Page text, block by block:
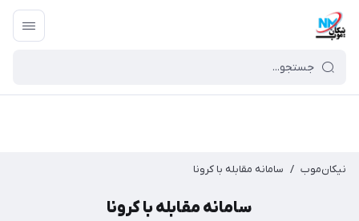
نیکان‌موب / سامانه مقابله با کرونا
سامانه مقابله با کرونا